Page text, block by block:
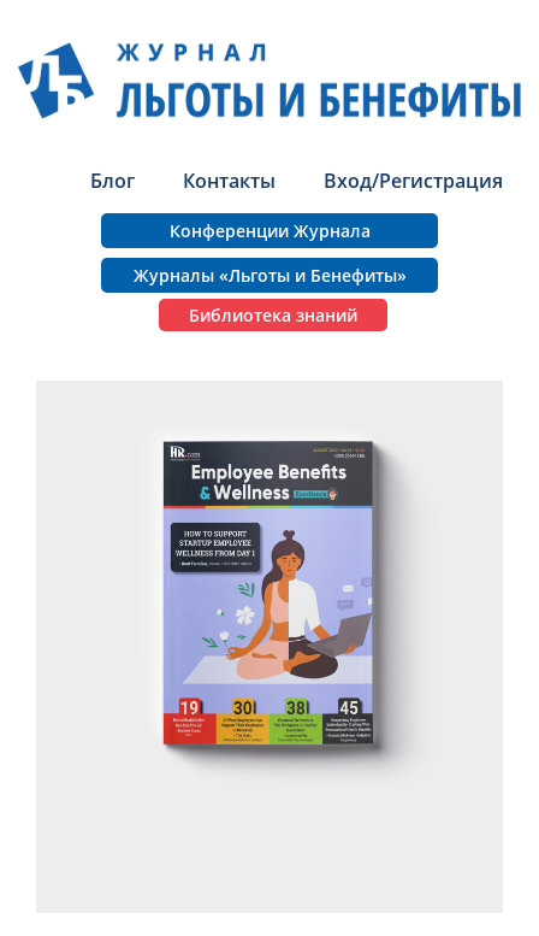
Блог Контакты Вход/Регистрация
Конференции Журнала
Журналы «Льготы и Бенефиты»
Библиотека знаний